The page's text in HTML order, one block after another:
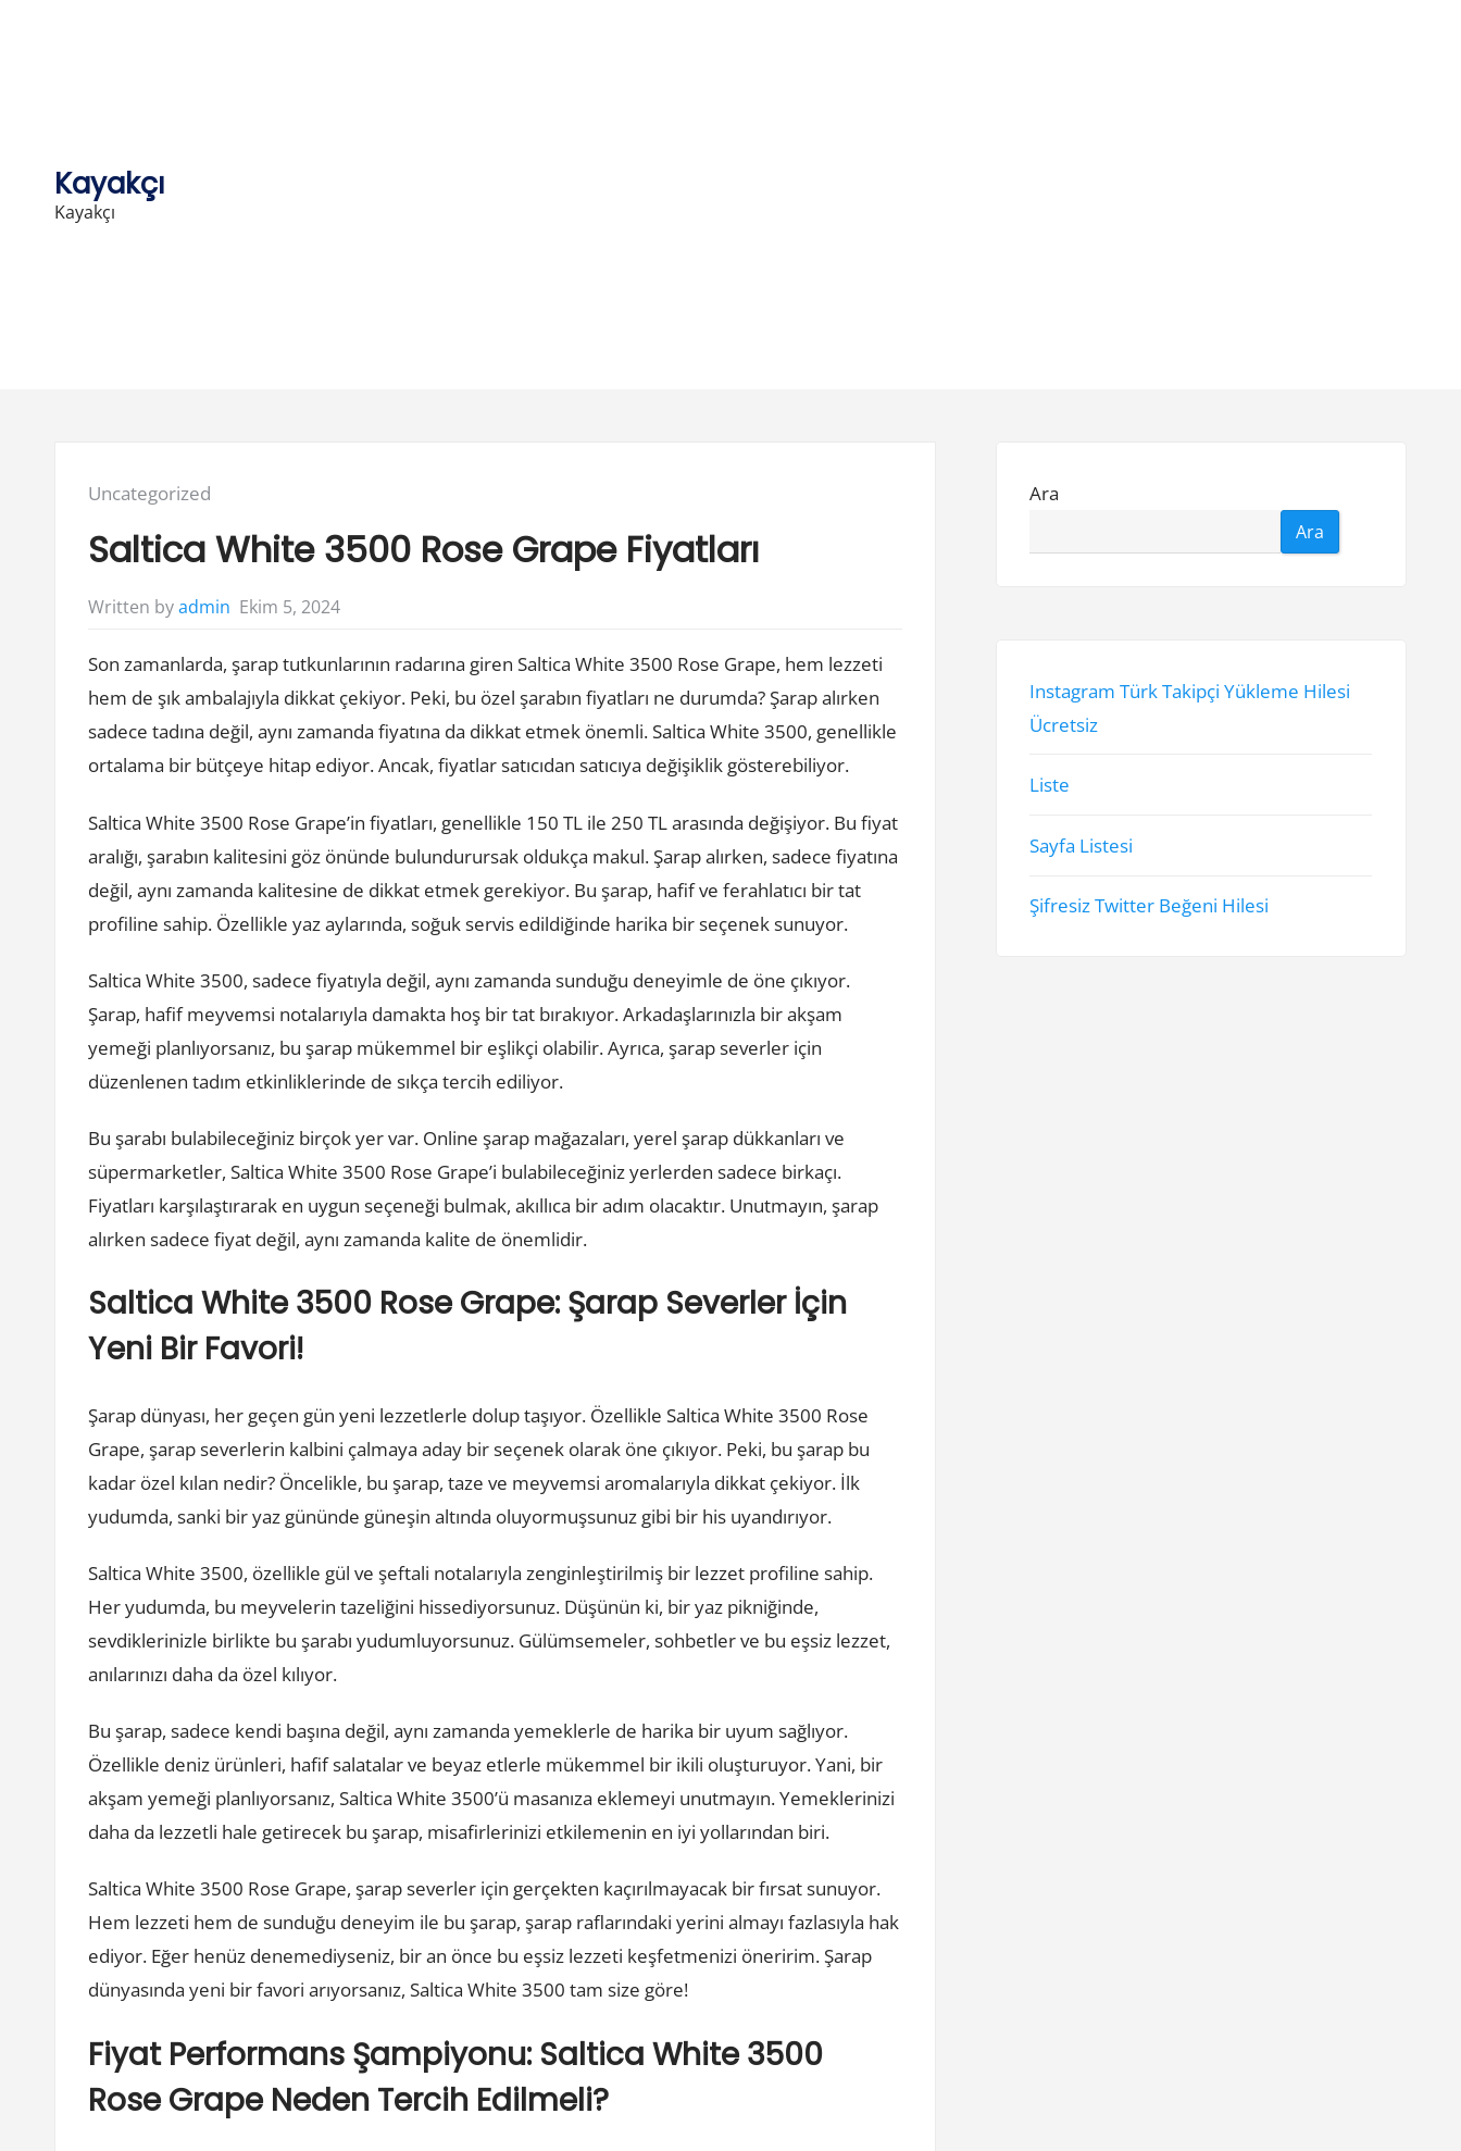
Kayakçı
Kayakçı
Posted
Uncategorized
Saltica White 3500 Rose Grape Fiyatları
Written byadmin Ekim 5, 2024
Son zamanlarda, şarap tutkunlarının radarına giren Saltica White 3500 Rose Grape, hem lezzeti
hem de şık ambalajıyla dikkat çekiyor. Peki, bu özel şarabın fiyatları ne durumda? Şarap alırken
sadece tadına değil, aynı zamanda fiyatına da dikkat etmek önemli. Saltica White 3500, genellikle
ortalama bir bütçeye hitap ediyor. Ancak, fiyatlar satıcıdan satıcıya değişiklik gösterebiliyor.
Saltica White 3500 Rose Grape’in fiyatları, genellikle 150 TL ile 250 TL arasında değişiyor. Bu fiyat
aralığı, şarabın kalitesini göz önünde bulundurursak oldukça makul. Şarap alırken, sadece fiyatına
değil, aynı zamanda kalitesine de dikkat etmek gerekiyor. Bu şarap, hafif ve ferahlatıcı bir tat
profiline sahip. Özellikle yaz aylarında, soğuk servis edildiğinde harika bir seçenek sunuyor.
Saltica White 3500, sadece fiyatıyla değil, aynı zamanda sunduğu deneyimle de öne çıkıyor.
Şarap, hafif meyvemsi notalarıyla damakta hoş bir tat bırakıyor. Arkadaşlarınızla bir akşam
yemeği planlıyorsanız, bu şarap mükemmel bir eşlikçi olabilir. Ayrıca, şarap severler için
düzenlenen tadım etkinliklerinde de sıkça tercih ediliyor.
Bu şarabı bulabileceğiniz birçok yer var. Online şarap mağazaları, yerel şarap dükkanları ve
süpermarketler, Saltica White 3500 Rose Grape’i bulabileceğiniz yerlerden sadece birkaçı.
Fiyatları karşılaştırarak en uygun seçeneği bulmak, akıllıca bir adım olacaktır. Unutmayın, şarap
alırken sadece fiyat değil, aynı zamanda kalite de önemlidir.
Saltica White 3500 Rose Grape: Şarap Severler İçin
Yeni Bir Favori!
Şarap dünyası, her geçen gün yeni lezzetlerle dolup taşıyor. Özellikle Saltica White 3500 Rose
Grape, şarap severlerin kalbini çalmaya aday bir seçenek olarak öne çıkıyor. Peki, bu şarap bu
kadar özel kılan nedir? Öncelikle, bu şarap, taze ve meyvemsi aromalarıyla dikkat çekiyor. İlk
yudumda, sanki bir yaz gününde güneşin altında oluyormuşsunuz gibi bir his uyandırıyor.
Saltica White 3500, özellikle gül ve şeftali notalarıyla zenginleştirilmiş bir lezzet profiline sahip.
Her yudumda, bu meyvelerin tazeliğini hissediyorsunuz. Düşünün ki, bir yaz pikniğinde,
sevdiklerinizle birlikte bu şarabı yudumluyorsunuz. Gülümsemeler, sohbetler ve bu eşsiz lezzet,
anılarınızı daha da özel kılıyor.
Bu şarap, sadece kendi başına değil, aynı zamanda yemeklerle de harika bir uyum sağlıyor.
Özellikle deniz ürünleri, hafif salatalar ve beyaz etlerle mükemmel bir ikili oluşturuyor. Yani, bir
akşam yemeği planlıyorsanız, Saltica White 3500’ü masanıza eklemeyi unutmayın. Yemeklerinizi
daha da lezzetli hale getirecek bu şarap, misafirlerinizi etkilemenin en iyi yollarından biri.
Saltica White 3500 Rose Grape, şarap severler için gerçekten kaçırılmayacak bir fırsat sunuyor.
Hem lezzeti hem de sunduğu deneyim ile bu şarap, şarap raflarındaki yerini almayı fazlasıyla hak
ediyor. Eğer henüz denemediyseniz, bir an önce bu eşsiz lezzeti keşfetmenizi öneririm. Şarap
dünyasında yeni bir favori arıyorsanız, Saltica White 3500 tam size göre!
Fiyat Performans Şampiyonu: Saltica White 3500
Rose Grape Neden Tercih Edilmeli?
Ara
Ara
Instagram Türk Takipçi Yükleme Hilesi
Ücretsiz
Liste
Sayfa Listesi
Şifresiz Twitter Beğeni Hilesi